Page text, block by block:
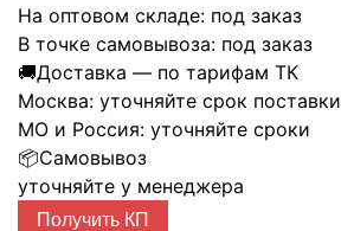
На оптовом складе: под заказ
В точке самовывоза: под заказ
🚚Доставка — по тарифам ТК
Москва: уточняйте срок поставки
МО и Россия: уточняйте сроки
📦Самовывоз
уточняйте у менеджера
Получить КП